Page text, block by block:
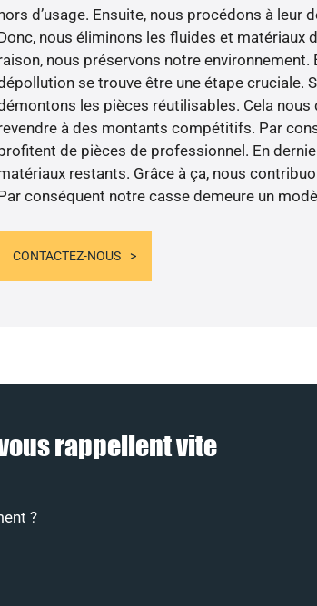
d’usage. Ensuite, nous procédons à leur
nous éliminons les fluides et matériaux
nous préservons notre environnement.
se trouve être une étape cruciale.
les pièces réutilisables. Cela
à des montants compétitifs. Par
de pièces de professionnel. En
restants. Grâce à ça, nous
conséquent notre casse demeure un
CONTACTEZ-NOUS
rappellent vite
?